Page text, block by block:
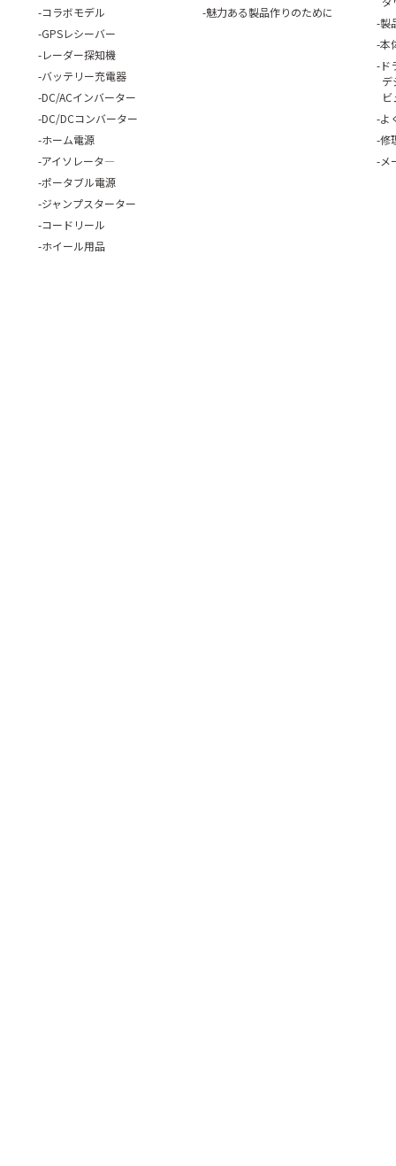
コラボモデル
GPSレシーバー
レーダー探知機
バッテリー充電器
DC/ACインバーター
DC/DCコンバーター
ホーム電源
アイソレータ―
ポータブル電源
ジャンプスターター
コードリール
ホイール用品
魅力ある製品作りのために
製
本
ド
デ
よ
修
メ